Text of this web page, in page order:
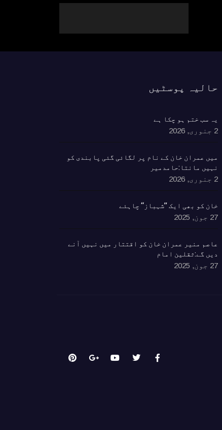
حالیہ پوسٹیں
یہ سب ختم ہو چکا ہے
2 جنوری, 2026
٘میں عمران خان کے نام پر لگائی گئی پابندی کو
نہیں مانتا:حامدمیر
2 جنوری, 2026
خان کو بھی ایک ’’شہباز‘‘ چاہئے​
27 جون, 2025
ٰعاصم منیر عمران خان کو اقتتار میں نہیں آنے
دیں گے:ثقلین امام
27 جون, 2025